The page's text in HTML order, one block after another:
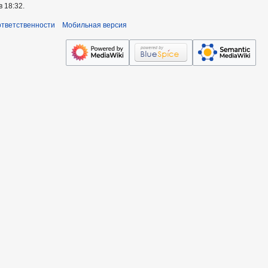
18:32.
Мобильная версия